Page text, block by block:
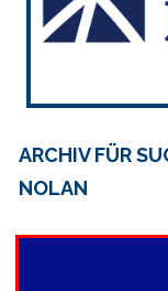
ARCHIV FÜR
NOLAN